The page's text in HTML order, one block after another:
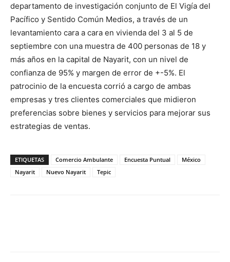
departamento de investigación conjunto de El Vigía del
Pacífico y Sentido Común Medios, a través de un
levantamiento cara a cara en vivienda del 3 al 5 de
septiembre con una muestra de 400 personas de 18 y
más años en la capital de Nayarit, con un nivel de
confianza de 95% y margen de error de +-5%. El
patrocinio de la encuesta corrió a cargo de ambas
empresas y tres clientes comerciales que midieron
preferencias sobre bienes y servicios para mejorar sus
estrategias de ventas.
ETIQUETAS Comercio Ambulante Encuesta Puntual
México
Nayarit
Nuevo Nayarit Tepic